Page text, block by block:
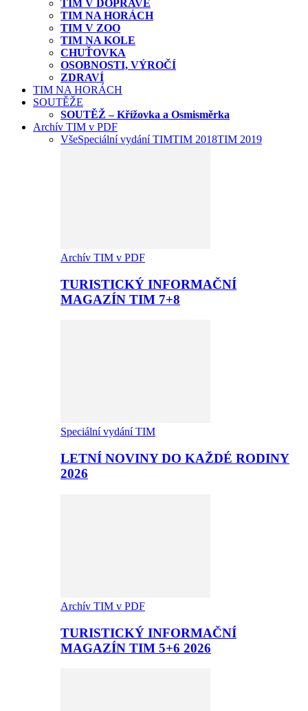
TIM V DOPRAVĚ
TIM NA HORÁCH
TIM V ZOO
TIM NA KOLE
CHUŤOVKA
OSOBNOSTI, VÝROČÍ
ZDRAVÍ
TIM NA HORÁCH
SOUTĚŽE
SOUTĚŽ – Křížovka a Osmisměrka
Archív TIM v PDF
VšeSpeciální vydání TIMTIM 2018TIM 2019
Archív TIM v PDF
TURISTICKÝ INFORMAČNÍ
MAGAZÍN TIM 7+8
Speciální vydání TIM
LETNÍ NOVINY DO KAŽDÉ RODINY
2026
Archív TIM v PDF
TURISTICKÝ INFORMAČNÍ
MAGAZÍN TIM 5+6 2026